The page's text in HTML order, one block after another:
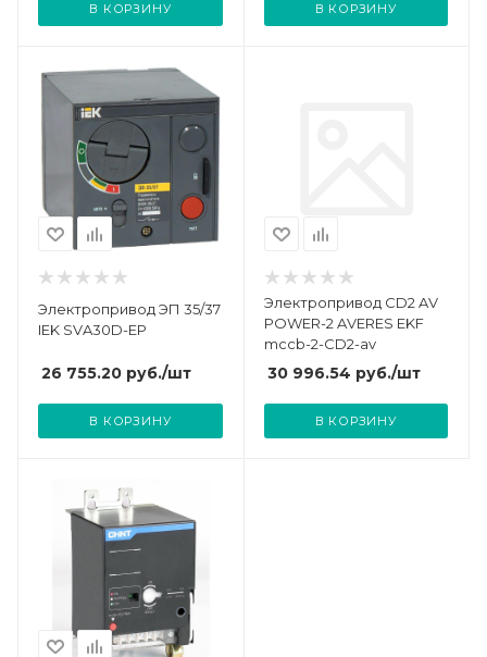
В КОРЗИНУ В КОРЗИНУ
Электропривод ЭП 35/37
IEK SVA30D-EP
26 755.20 руб./шт
В КОРЗИНУ
Электропривод CD2 AV
POWER-2 AVERES EKF
mccb-2-CD2-av
30 996.54 руб./шт
В КОРЗИНУ